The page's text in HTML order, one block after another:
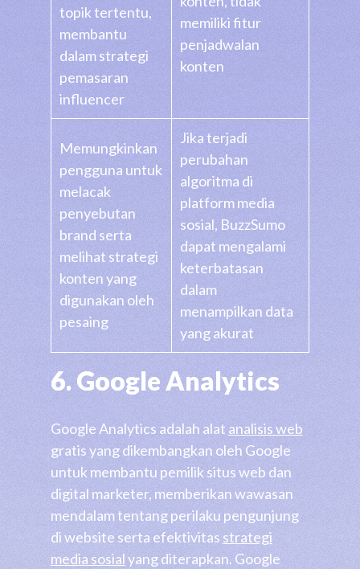
topik tertentu,
membantu
dalam strategi
pemasaran
influencer
memiliki fitur
penjadwalan
konten
Memungkinkan
pengguna untuk
melacak
penyebutan
brand serta
melihat strategi
konten yang
digunakan oleh
pesaing
Jika terjadi
perubahan
algoritma di
platform media
sosial, BuzzSumo
dapat mengalami
keterbatasan
dalam
menampilkan data
yang akurat
6. Google Analytics
Google Analytics adalah alat analisis web
gratis yang dikembangkan oleh Google
untuk membantu pemilik situs web dan
digital marketer, memberikan wawasan
mendalam tentang perilaku pengunjung
di website serta efektivitas strategi
media sosialyang diterapkan. Google